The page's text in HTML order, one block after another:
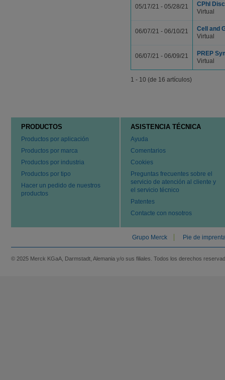
05/17/21 - 05/28/21
CPhI
Virtual
06/07/21 - 06/10/21
Cell and
Virtual
06/07/21 - 06/09/21
PREP
Virtual
1 - 10 (de 16 artículos)
PRODUCTOS
Productos por aplicación
Productos por marca
Productos por industria
Productos por tipo
Hacer un pedido de nuestros
productos
ASISTENCIA TÉCNICA
Ayuda
Comentarios
Cookies
Preguntas frecuentes sobre el
servicio de atención al cliente y
el servicio técnico
Patentes
Contacte con nosotros
Grupo Merck Pie de
© 2025 Merck KGaA, Darmstadt, Alemania y/o sus filiales. Todos los derechos